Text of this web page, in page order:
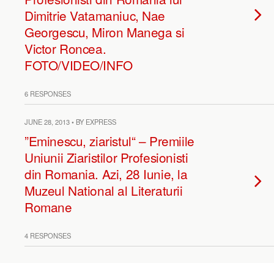
Dimitrie Vatamaniuc, Nae
Georgescu, Miron Manega si
Victor Roncea.
FOTO/VIDEO/INFO
6 RESPONSES
JUNE 28, 2013 • BY EXPRESS
”Eminescu, ziaristul“ – Premiile
Uniunii Ziaristilor Profesionisti
din Romania. Azi, 28 Iunie, la
Muzeul National al Literaturii
Romane
4 RESPONSES